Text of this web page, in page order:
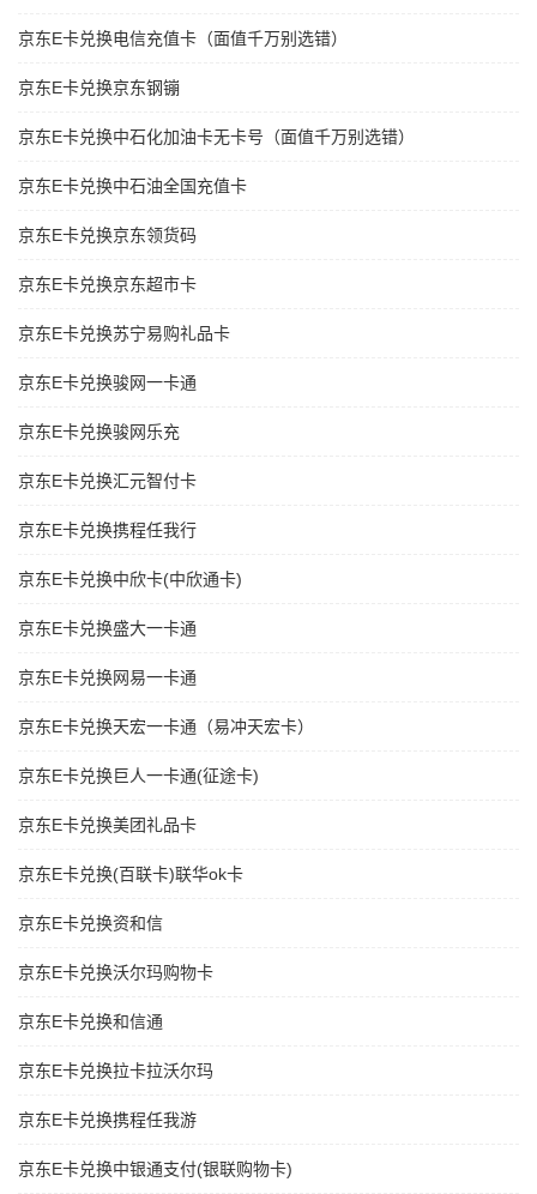
京东E卡兑换电信充值卡（面值千万别选错）
京东E卡兑换京东钢镚
京东E卡兑换中石化加油卡无卡号（面值千万别选错）
京东E卡兑换中石油全国充值卡
京东E卡兑换京东领货码
京东E卡兑换京东超市卡
京东E卡兑换苏宁易购礼品卡
京东E卡兑换骏网一卡通
京东E卡兑换骏网乐充
京东E卡兑换汇元智付卡
京东E卡兑换携程任我行
京东E卡兑换中欣卡(中欣通卡)
京东E卡兑换盛大一卡通
京东E卡兑换网易一卡通
京东E卡兑换天宏一卡通（易冲天宏卡）
京东E卡兑换巨人一卡通(征途卡)
京东E卡兑换美团礼品卡
京东E卡兑换(百联卡)联华ok卡
京东E卡兑换资和信
京东E卡兑换沃尔玛购物卡
京东E卡兑换和信通
京东E卡兑换拉卡拉沃尔玛
京东E卡兑换携程任我游
京东E卡兑换中银通支付(银联购物卡)